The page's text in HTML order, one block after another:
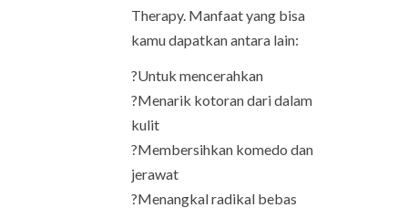
Therapy. Manfaat yang bisa
kamu dapatkan antara lain:
?Untuk mencerahkan
?Menarik kotoran dari dalam
kulit
?Membersihkan komedo dan
jerawat
?Menangkal radikal bebas